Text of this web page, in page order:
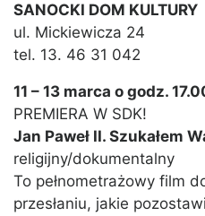
SANOCKI DOM KULTURY
ul. Mickiewicza 24
tel. 13. 46 31 042
11 – 13 marca o godz.
PREMIERA W SDK!
Jan Paweł II. Szukałem
religijny/dokumentalny
To pełnometrażowy film
przesłaniu, jakie